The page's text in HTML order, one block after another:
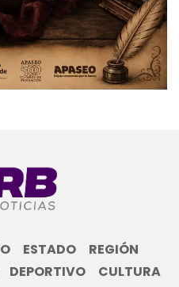
ESTADO
REGIÓN
DEPORTIVO
CULTURA